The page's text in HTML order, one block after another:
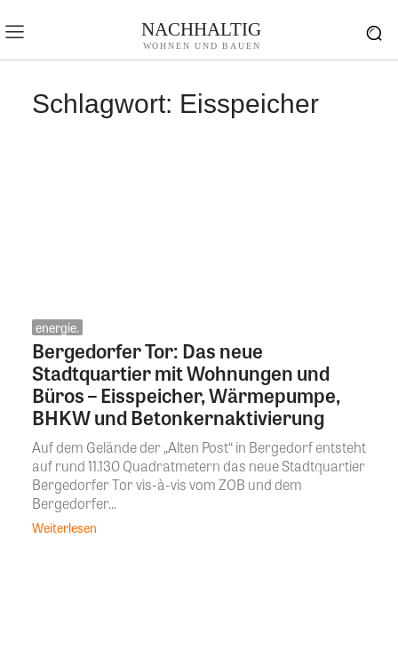
NACHHALTIG
WOHNEN UND BAUEN
Schlagwort: Eisspeicher
energie.
Bergedorfer Tor: Das neue
Stadtquartier mit Wohnungen und
Büros – Eisspeicher, Wärmepumpe,
BHKW und Betonkernaktivierung
Auf dem Gelände der „Alten Post“ in Bergedorf entsteht
auf rund 11.130 Quadratmetern das neue Stadtquartier
Bergedorfer Tor vis-à-vis vom ZOB und dem
Bergedorfer...
Weiterlesen